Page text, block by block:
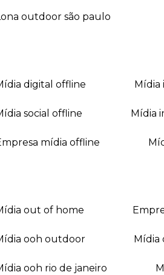
lona outdoor são paulo
mídia digital offline
mídia social offline
empresa mídia offline
mídia out of home
mídia ooh outdoor
mídia ooh rio de janeiro